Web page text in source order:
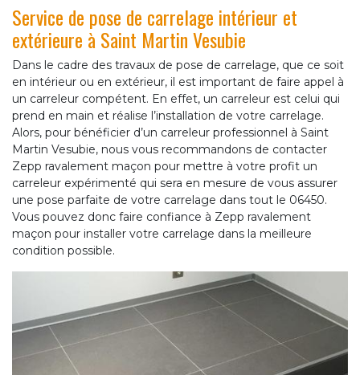
Service de pose de carrelage intérieur et
extérieure à Saint Martin Vesubie
Dans le cadre des travaux de pose de carrelage, que ce soit
en intérieur ou en extérieur, il est important de faire appel à
un carreleur compétent. En effet, un carreleur est celui qui
prend en main et réalise l’installation de votre carrelage.
Alors, pour bénéficier d’un carreleur professionnel à Saint
Martin Vesubie, nous vous recommandons de contacter
Zepp ravalement maçon pour mettre à votre profit un
carreleur expérimenté qui sera en mesure de vous assurer
une pose parfaite de votre carrelage dans tout le 06450.
Vous pouvez donc faire confiance à Zepp ravalement
maçon pour installer votre carrelage dans la meilleure
condition possible.